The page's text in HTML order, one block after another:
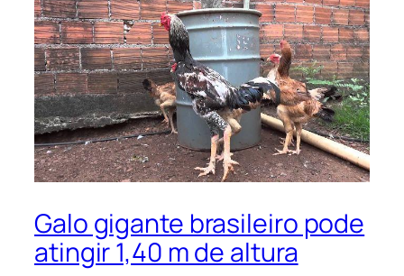
Galo gigante brasileiro pode
atingir 1,40 m de altura